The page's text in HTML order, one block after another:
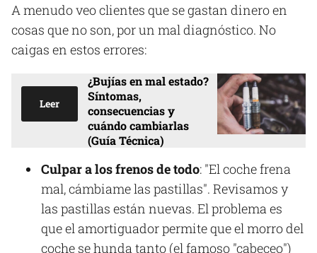
A menudo veo clientes que se gastan dinero en
cosas que no son, por un mal diagnóstico. No
caigas en estos errores:
Leer
¿Bujías en mal estado?
Síntomas,
consecuencias y
cuándo cambiarlas
(Guía Técnica)
Culpar a los frenos de todo: "El coche frena
mal, cámbiame las pastillas". Revisamos y
las pastillas están nuevas. El problema es
que el amortiguador permite que el morro del
coche se hunda tanto (el famoso "cabeceo")